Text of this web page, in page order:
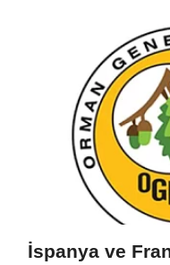
İspanya ve